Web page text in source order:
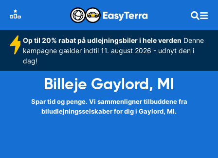
Op til 20% rabat på udlejningsbiler i hele verden Denne
kampagne gælder indtil 11. august 2026 - udnyt den i
dag!
Billeje Gaylord, MI
Spar tid og penge. Vi sammenligner tilbuddene fra
biludlejningsselskaber for dig i Gaylord, MI.